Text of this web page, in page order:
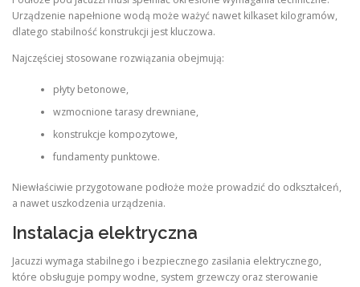
Urządzenie napełnione wodą może ważyć nawet kilkaset kilogramów,
dlatego stabilność konstrukcji jest kluczowa.
Najczęściej stosowane rozwiązania obejmują:
płyty betonowe,
wzmocnione tarasy drewniane,
konstrukcje kompozytowe,
fundamenty punktowe.
Niewłaściwie przygotowane podłoże może prowadzić do odkształceń,
a nawet uszkodzenia urządzenia.
Instalacja elektryczna
Jacuzzi wymaga stabilnego i bezpiecznego zasilania elektrycznego,
które obsługuje pompy wodne, system grzewczy oraz sterowanie